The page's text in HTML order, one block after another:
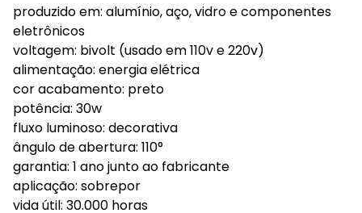
produzido em: alumínio, aço, vidro e componentes
eletrônicos
voltagem: bivolt (usado em 110v e 220v)
alimentação: energia elétrica
cor acabamento: preto
potência: 30w
fluxo luminoso: decorativa
ângulo de abertura: 110°
garantia: 1 ano junto ao fabricante
aplicação: sobrepor
vida útil: 30.000 horas